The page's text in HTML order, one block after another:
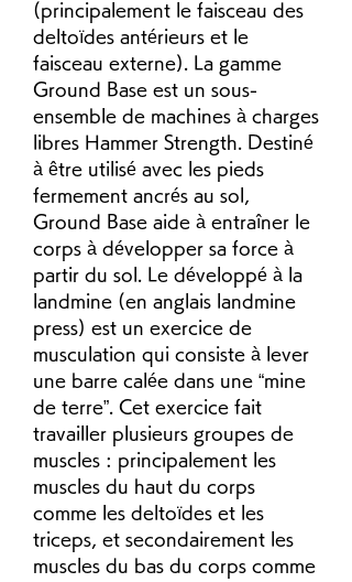
(principalement le faisceau des
deltoïdes antérieurs et le
faisceau externe). La gamme
Ground Base est un sous-
ensemble de machines à charges
libres Hammer Strength. Destiné
à être utilisé avec les pieds
fermement ancrés au sol,
Ground Base aide à entraîner le
corps à développer sa force à
partir du sol. Le développé à la
landmine (en anglais landmine
press) est un exercice de
musculation qui consiste à lever
une barre calée dans une “mine
de terre”. Cet exercice fait
travailler plusieurs groupes de
muscles : principalement les
muscles du haut du corps
comme les deltoïdes et les
triceps, et secondairement les
muscles du bas du corps comme